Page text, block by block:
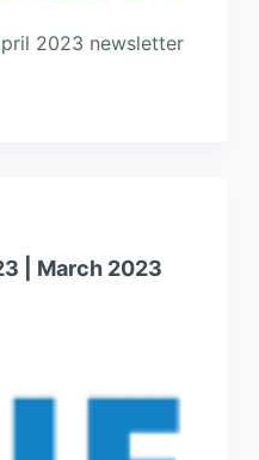
2023 newsletter
| March 2023